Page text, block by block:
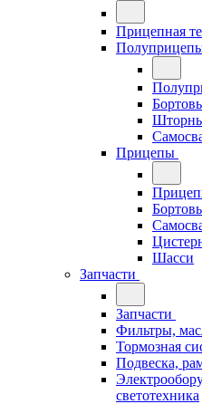
Прицепная
Прицепы
Шасси
Запчасти
Запчасти
Фильтры,
Тормозная
Подвеска,
светотехника